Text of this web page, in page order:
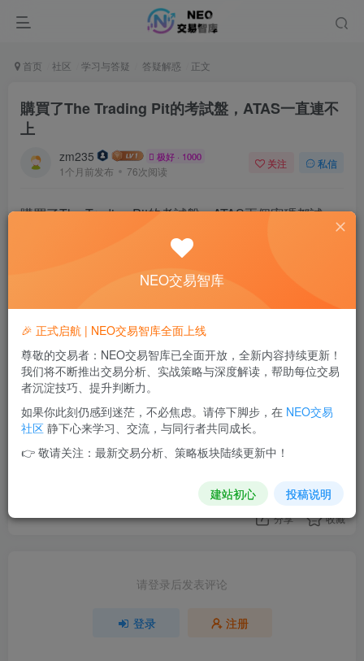
首页 社区 学习与答疑 答疑解惑 正文
購買了The Trading Pit的考試盤，ATAS一直連不
上
zm235 极好 · 1000
1个月前发布 76次阅读
关注 私信
購買了The Trading Pit的考試盤，ATAS兩個密碼都試
了，一直連不上哦。有沒有什麽好的辦法。
评分
欢迎为Ta评分
分享 收藏
请登录后发表评论
登录 注册
NEO交易智库
🎉 正式启航 | NEO交易智库全面上线
尊敬的交易者：NEO交易智库已全面开放，全新内容持续更新！
我们将不断推出交易分析、实战策略与深度解读，帮助每位交易
者沉淀技巧、提升判断力。
如果你此刻仍感到迷茫，不必焦虑。请停下脚步，在 NEO交易
社区 静下心来学习、交流，与同行者共同成长。
👉 敬请关注：最新交易分析、策略板块陆续更新中！
建站初心 投稿说明